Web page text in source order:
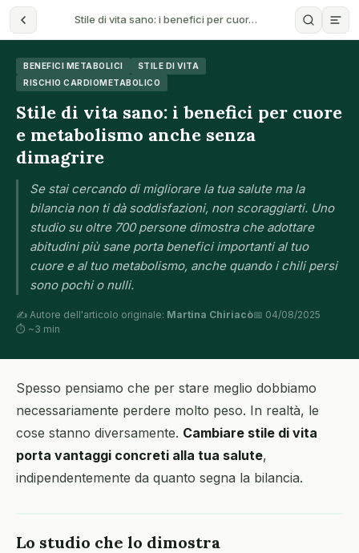
Stile di vita sano: i benefici per cuor…
BENEFICI METABOLICI
STILE DI VITA
RISCHIO CARDIOMETABOLICO
Stile di vita sano: i benefici per cuore
e metabolismo anche senza
dimagrire
Se stai cercando di migliorare la tua salute ma la
bilancia non ti dà soddisfazioni, non scoraggiarti. Uno
studio su oltre 700 persone dimostra che adottare
abitudini più sane porta benefici importanti al tuo
cuore e al tuo metabolismo, anche quando i chili persi
sono pochi o nulli.
✍️ Autore dell'articolo originale: Martina Chiriacò📅 04/08/2025
⏱ ~3 min
Spesso pensiamo che per stare meglio dobbiamo
necessariamente perdere molto peso. In realtà, le
cose stanno diversamente. Cambiare stile di vita
porta vantaggi concreti alla tua salute,
indipendentemente da quanto segna la bilancia.
Lo studio che lo dimostra